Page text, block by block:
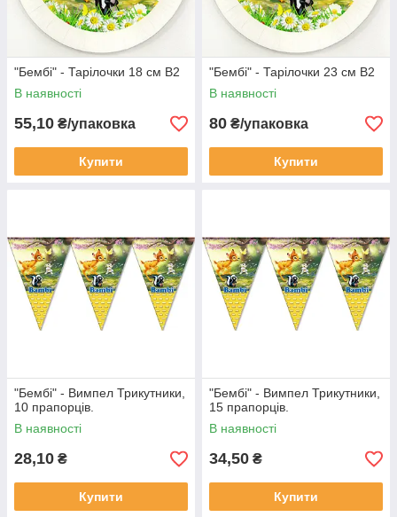
"Бембі" - Тарілочки 18 см В2
В наявності
55,10 ₴/упаковка
Купити
"Бембі" - Тарілочки 23 см В2
В наявності
80 ₴/упаковка
Купити
"Бембі" - Вимпел Трикутники,
10 прапорців.
В наявності
28,10 ₴
Купити
"Бембі" - Вимпел Трикутники,
15 прапорців.
В наявності
34,50 ₴
Купити